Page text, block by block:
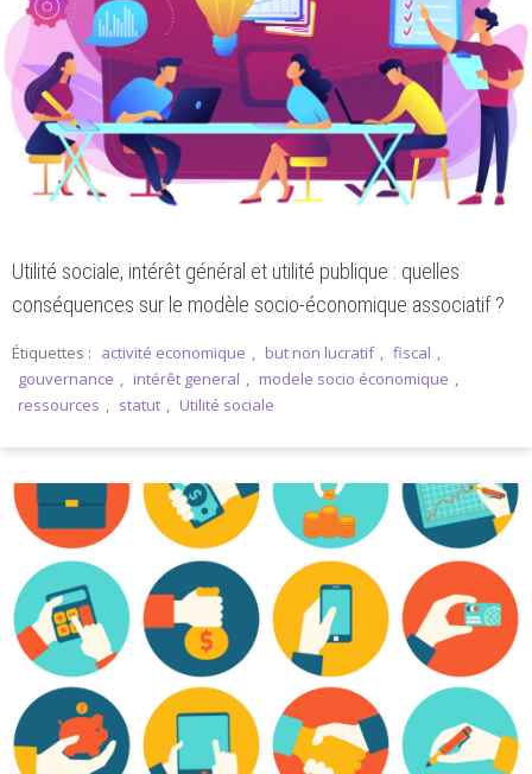
Utilité sociale, intérêt général et utilité publique : quelles
conséquences sur le modèle socio-économique associatif ?
Étiquettes : activité economique , but non lucratif , fiscal ,
gouvernance , intérêt general , modele socio économique ,
ressources , statut , Utilité sociale